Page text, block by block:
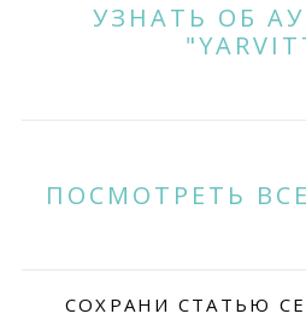
УЗНАТЬ ОБ
ПОСМОТРЕТЬ
СОХРАНИ СТАТЬЮ